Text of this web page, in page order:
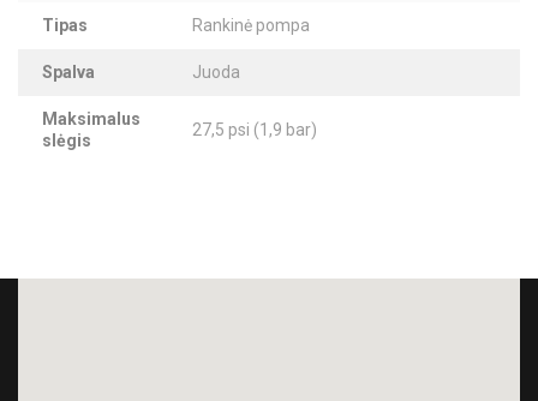
Tipas Rankinė pompa
Spalva Juoda
Maksimalus
slėgis
27,5 psi (1,9 bar)